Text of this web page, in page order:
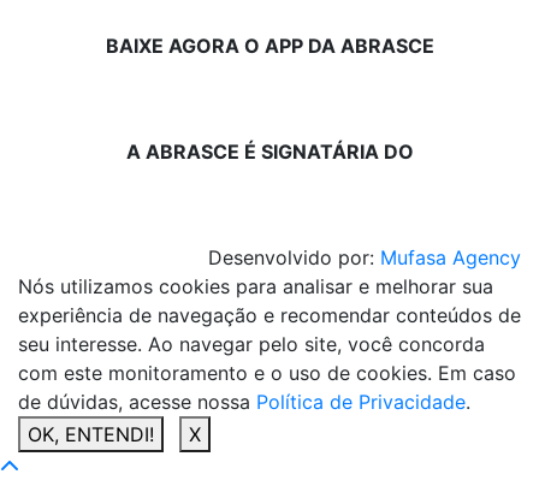
BAIXE AGORA O APP DA ABRASCE
A ABRASCE É SIGNATÁRIA DO
Desenvolvido por: Mufasa Agency
Nós utilizamos cookies para analisar e melhorar sua
experiência de navegação e recomendar conteúdos de
seu interesse. Ao navegar pelo site, você concorda
com este monitoramento e o uso de cookies. Em caso
de dúvidas, acesse nossa Política de Privacidade.
OK, ENTENDI!
X